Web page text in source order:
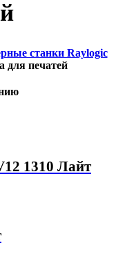
станки Raylogic
для печатей
1310 Лайт